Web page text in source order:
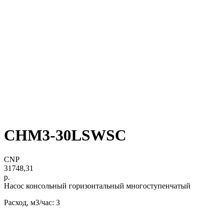
CHM3-30LSWSC
CNP
31748,31
р.
Насос консольный горизонтальный многоступенчатый
Расход, м3/час: 3